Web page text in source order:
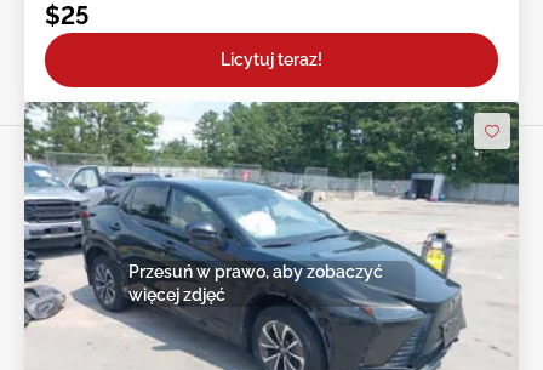
$25
Licytuj teraz!
Przesuń w prawo, aby zobaczyć
więcej zdjęć